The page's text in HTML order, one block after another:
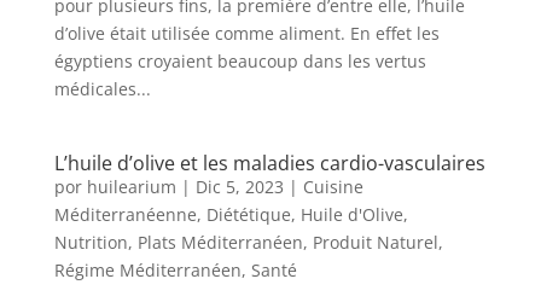
pour plusieurs fins, la première d’entre elle, l’huile
d’olive était utilisée comme aliment. En effet les
égyptiens croyaient beaucoup dans les vertus
médicales...
L’huile d’olive et les maladies cardio-vasculaires
por huilearium | Dic 5, 2023 | Cuisine
Méditerranéenne, Diététique, Huile d'Olive,
Nutrition, Plats Méditerranéen, Produit Naturel,
Régime Méditerranéen, Santé